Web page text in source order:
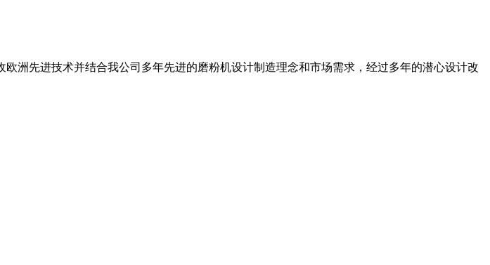
洲先进技术并结合我公司多年先进的磨粉机设计制造理念和市场需求，经过多年的潜心设计改